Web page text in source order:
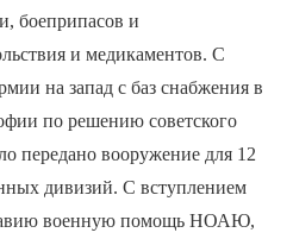
боеприпасов и
и медикаментов. С
на запад с баз снабжения в
по решению советского
передано вооружение для 12
дивизий. С вступлением
военную помощь НОАЮ,